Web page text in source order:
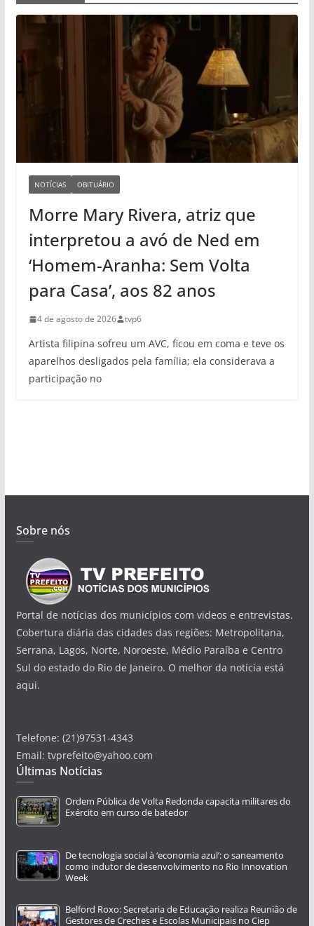
NOTÍCIAS OBITUÁRIO
Morre Mary Rivera, atriz que
interpretou a avó de Ned em
‘Homem-Aranha: Sem Volta
para Casa’, aos 82 anos
4 de agosto de 2026 tvp6
Artista filipina sofreu um AVC, ficou em coma e teve os
aparelhos desligados pela família; ela considerava a
participação no
Sobre nós
Portal de notícias dos municípios com videos e entrevistas.
Cobertura diária das cidades das regiões: Metropolitana,
Serrana, Lagos, Norte, Noroeste, Médio Paraíba e Centro
Sul do estado do Rio de Janeiro. O melhor da notícia está
aqui.
Telefone: (21)97531-4343
Email: tvprefeito@yahoo.com
Últimas Notícias
Ordem Pública de Volta Redonda capacita militares do
Exército em curso de batedor
De tecnologia social à ‘economia azul’: o saneamento
como indutor de desenvolvimento no Rio Innovation
Week
Belford Roxo: Secretaria de Educação realiza Reunião de
Gestores de Creches e Escolas Municipais no Ciep